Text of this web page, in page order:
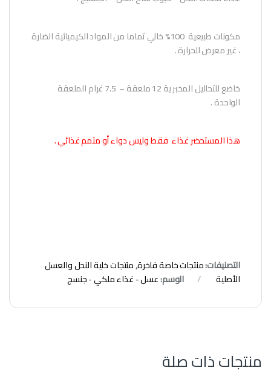
مكونات طبيعية 100% خالي تماما من المواد الكيميائية الضارة
، غير معرض للحرارة .
خاضع للتحاليل المخبرية 12 ملعقة – 7.5 غرام الملعقة
الواحدة .
هذا المستحضر غذاء فقط وليس دواء أو متمم غذائي .
التصنيفات:منتجات خاصة فاخرة,منتجات خلية النحل والعسل
الأصلية
الوسم:عسل - غذاء ملكي - جنسج
منتجات ذات صلة